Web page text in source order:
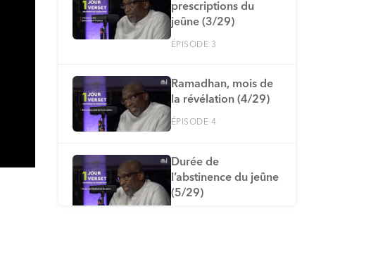
prescriptions du
jeûne (3/29)
ÉPISODE 3
Ramadhan, mois de
la révélation (4/29)
ÉPISODE 4
Durée de
l’abstinence du jeûne
(5/29)